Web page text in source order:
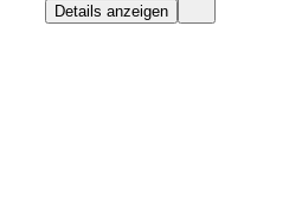
Details anzeigen